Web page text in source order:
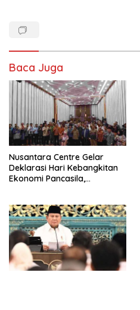
Baca Juga
Nusantara Centre Gelar
Deklarasi Hari Kebangkitan
Ekonomi Pancasila,
Penjajahan (Pergolakan
Ekonomi Politik Indonesia) &
Simposium Nasional “Urgensi
Undang-Undang
Perekonomian Nasional dan
Kesejahteraan Sosial dalam